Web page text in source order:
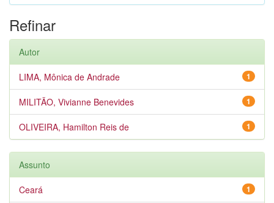
Refinar
Autor
1
LIMA, Mônica de Andrade
1
MILITÃO, Vivianne Benevides
1
OLIVEIRA, Hamilton Reis de
Assunto
1
Ceará